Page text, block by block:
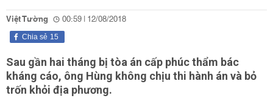
Việt Tường 00:59 | 12/08/2018
15
Chia sẻ
Sau gần hai tháng bị tòa án cấp phúc thẩm bác
kháng cáo, ông Hùng không chịu thi hành án và bỏ
trốn khỏi địa phương.